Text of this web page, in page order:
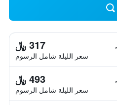
317 ﷼
سعر الليلة شامل الرسوم
493 ﷼
سعر الليلة شامل الرسوم